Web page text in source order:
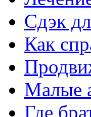
Сдэк
Как
Малые
Где